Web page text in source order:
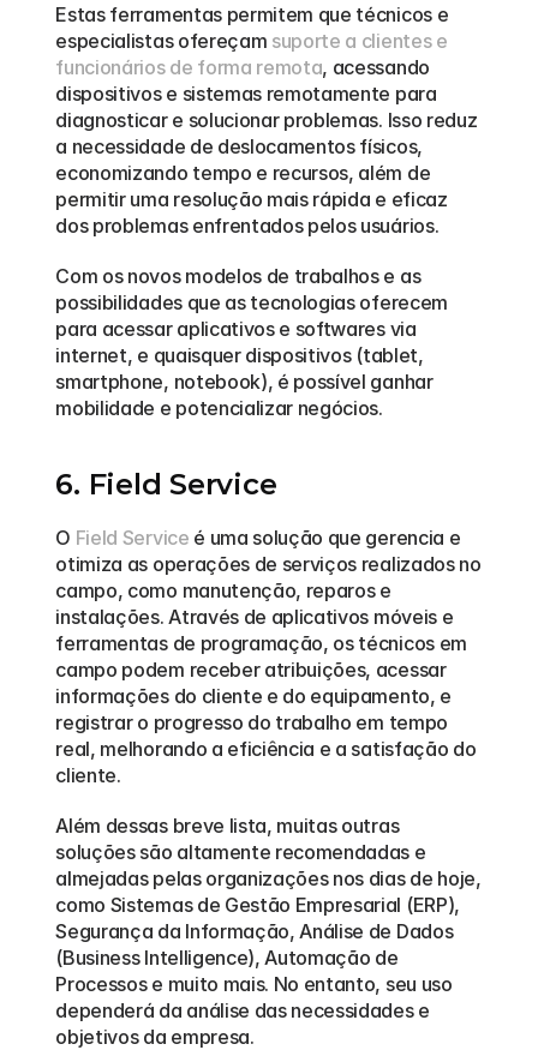
Estas ferramentas permitem que técnicos e
especialistas ofereçam suporte a clientes e
funcionários de forma remota, acessando
dispositivos e sistemas remotamente para
diagnosticar e solucionar problemas. Isso reduz
a necessidade de deslocamentos físicos,
economizando tempo e recursos, além de
permitir uma resolução mais rápida e eficaz
dos problemas enfrentados pelos usuários.
Com os novos modelos de trabalhos e as
possibilidades que as tecnologias oferecem
para acessar aplicativos e softwares via
internet, e quaisquer dispositivos (tablet,
smartphone, notebook), é possível ganhar
mobilidade e potencializar negócios.
6. Field Service
O Field Service é uma solução que gerencia e
otimiza as operações de serviços realizados no
campo, como manutenção, reparos e
instalações. Através de aplicativos móveis e
ferramentas de programação, os técnicos em
campo podem receber atribuições, acessar
informações do cliente e do equipamento, e
registrar o progresso do trabalho em tempo
real, melhorando a eficiência e a satisfação do
cliente.
Além dessas breve lista, muitas outras
soluções são altamente recomendadas e
almejadas pelas organizações nos dias de hoje,
como Sistemas de Gestão Empresarial (ERP),
Segurança da Informação, Análise de Dados
(Business Intelligence), Automação de
Processos e muito mais. No entanto, seu uso
dependerá da análise das necessidades e
objetivos da empresa.